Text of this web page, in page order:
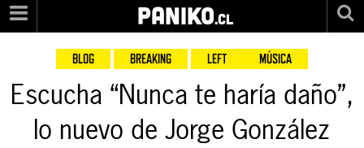
PANIKO.cl
BLOG BREAKING LEFT MÚSICA
Escucha “Nunca te haría daño”,
lo nuevo de Jorge González